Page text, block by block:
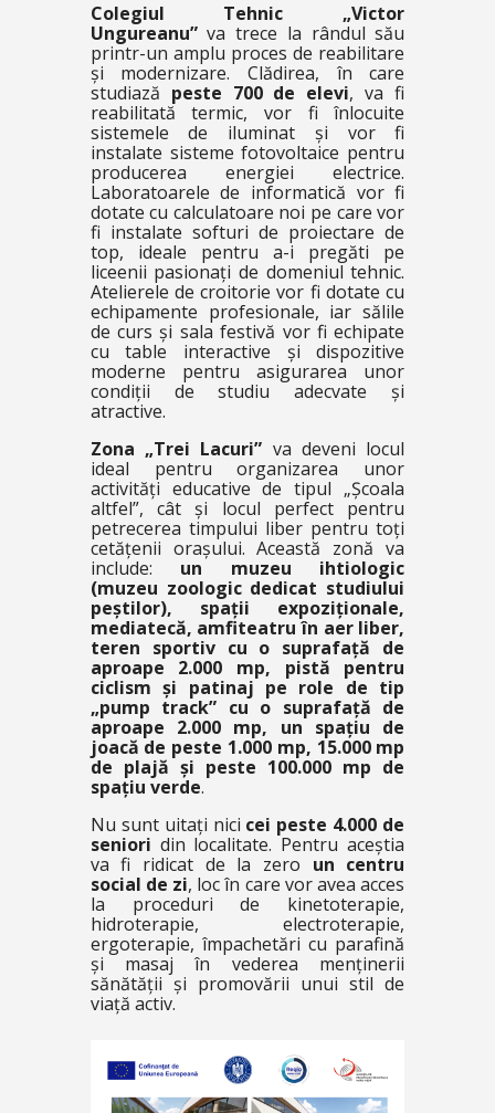
Colegiul Tehnic „Victor
Ungureanu”va trece la rândul său
printr-un amplu proces de reabilitare
și modernizare. Clădirea, în care
studiază peste 700 de elevi, va fi
reabilitată termic, vor fi înlocuite
sistemele de iluminat și vor fi
instalate sisteme fotovoltaice pentru
producerea energiei electrice.
Laboratoarele de informatică vor fi
dotate cu calculatoare noi pe care vor
fi instalate softuri de proiectare de
top, ideale pentru a-i pregăti pe
liceenii pasionați de domeniul tehnic.
Atelierele de croitorie vor fi dotate cu
echipamente profesionale, iar sălile
de curs și sala festivă vor fi echipate
cu table interactive și dispozitive
moderne pentru asigurarea unor
condiții de studiu adecvate și
atractive.
Zona „Trei Lacuri” va deveni locul
ideal pentru organizarea unor
activități educative de tipul „Școala
altfel”, cât și locul perfect pentru
petrecerea timpului liber pentru toți
cetățenii orașului. Această zonă va
include: un muzeu ihtiologic
(muzeu zoologic dedicat studiului
peștilor), spații expoziționale,
mediatecă, amfiteatru în aer liber,
teren sportiv cu o suprafață de
aproape 2.000 mp, pistă pentru
ciclism și patinaj pe role de tip
„pump track” cu o suprafață de
aproape 2.000 mp, un spațiu de
joacă de peste 1.000 mp, 15.000 mp
de plajă și peste 100.000 mp de
spațiu verde.
Nu sunt uitați nici cei peste 4.000 de
seniori din localitate. Pentru aceștia
va fi ridicat de la zero un centru
social de zi, loc în care vor avea acces
la proceduri de kinetoterapie,
hidroterapie, electroterapie,
ergoterapie, împachetări cu parafină
și masaj în vederea menținerii
sănătății și promovării unui stil de
viață activ.